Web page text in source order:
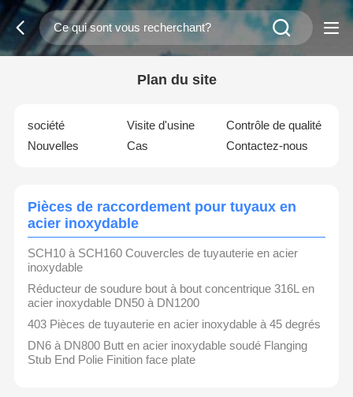
Plan du site
société Visite d'usine
Contrôle de qualité
Nouvelles
Cas Contactez-nous
Pièces de raccordement pour tuyaux en
acier inoxydable
SCH10 à SCH160 Couvercles de tuyauterie en acier
inoxydable
Réducteur de soudure bout à bout concentrique 316L en
acier inoxydable DN50 à DN1200
403 Pièces de tuyauterie en acier inoxydable à 45 degrés
DN6 à DN800 Butt en acier inoxydable soudé Flanging
Stub End Polie Finition face plate